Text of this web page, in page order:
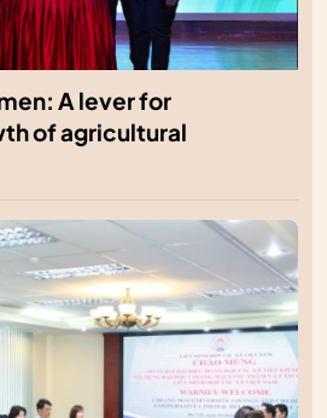
A lever for
of agricultural